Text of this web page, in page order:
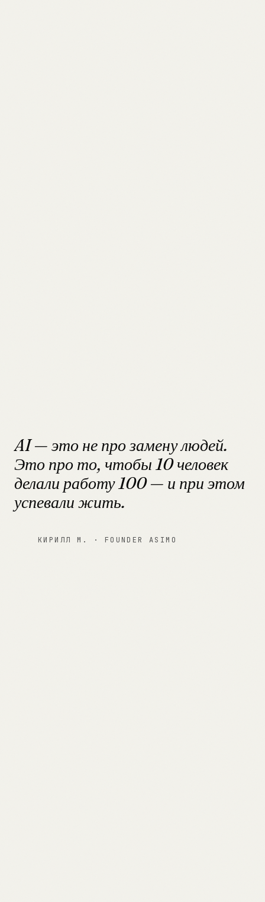
AI — это не про замену людей.
Это про то, чтобы 10 человек
делали работу 100 — и при этом
успевали жить.
КИРИЛЛ М. · FOUNDER ASIMO